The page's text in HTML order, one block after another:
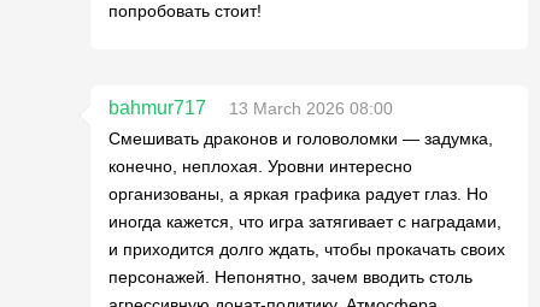
попробовать стоит!
bahmur717
13 March 2026 08:00
Смешивать драконов и головоломки — задумка,
конечно, неплохая. Уровни интересно
организованы, а яркая графика радует глаз. Но
иногда кажется, что игра затягивает с наградами,
и приходится долго ждать, чтобы прокачать своих
персонажей. Непонятно, зачем вводить столь